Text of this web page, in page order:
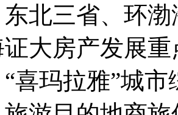
北三省、环
大房产发展
喜玛拉雅”城